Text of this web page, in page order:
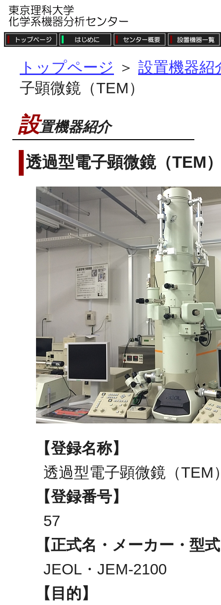
トップページ ＞ 設置機器紹
子顕微鏡（TEM）
設置機器紹介
透過型電子顕微鏡（TEM
【登録名称】
透過型電子顕微鏡（TEM
【登録番号】
57
【正式名・メーカー・型
JEOL・JEM-2100
【目的】